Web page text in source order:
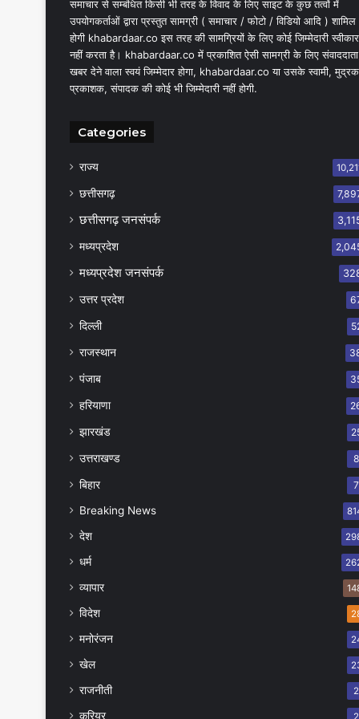
समाचार से सम्बंधित किसी भी तरह के विवाद के लिए साइट के कुछ तत्वों में
उपयोगकर्ताओं द्वारा प्रस्तुत सामग्री ( समाचार / फोटो / विडियो आदि ) शामिल
होगी khabardaar.co इस तरह की सामग्रियों के लिए कोई जिम्मेदारी स्वीकार
नहीं करता है। khabardaar.co में प्रकाशित ऐसी सामग्री के लिए
खबर देने वाला स्वयं जिम्मेदार होगा, khabardaar.co या उसके स्वामी,
प्रकाशक, संपादक की कोई भी जिम्मेदारी नहीं होगी.
Categories
राज्य
छत्तीसगढ़
छत्तीसगढ़ जनसंपर्क
मध्यप्रदेश
मध्यप्रदेश जनसंपर्क
उत्तर प्रदेश
दिल्ली
राजस्थान
पंजाब
हरियाणा
झारखंड
उत्तराखण्ड 8
बिहार 7
Breaking News
देश
धर्म
व्यापार
विदेश
मनोरंजन
खेल
राजनीती 2
करियर 2